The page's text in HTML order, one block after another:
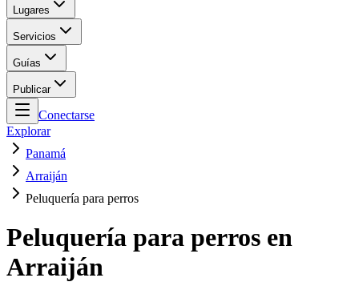
Lugares
Servicios
Guías
Publicar
Conectarse
Explorar
Panamá
Arraiján
Peluquería para perros
Peluquería para perros en
Arraiján